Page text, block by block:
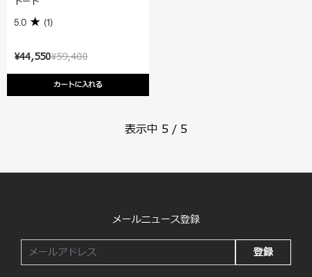
¥59,400
¥44,550
カートに入れる
5.0 (1)
表示中 5 / 5
メールニュース登録
登録